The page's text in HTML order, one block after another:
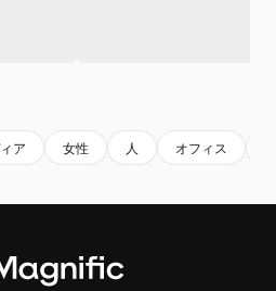
ア 女性 人 オフィス